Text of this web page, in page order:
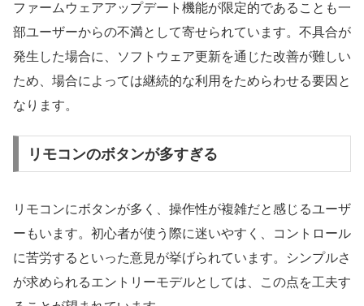
ファームウェアアップデート機能が限定的であることも一
部ユーザーからの不満として寄せられています。不具合が
発生した場合に、ソフトウェア更新を通じた改善が難しい
ため、場合によっては継続的な利用をためらわせる要因と
なります。
リモコンのボタンが多すぎる
リモコンにボタンが多く、操作性が複雑だと感じるユーザ
ーもいます。初心者が使う際に迷いやすく、コントロール
に苦労するといった意見が挙げられています。シンプルさ
が求められるエントリーモデルとしては、この点を工夫す